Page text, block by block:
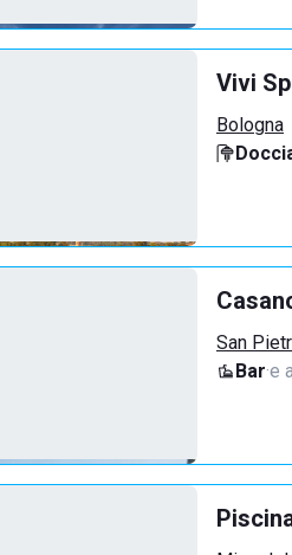
Vivi
Bologna
San
Bar·e